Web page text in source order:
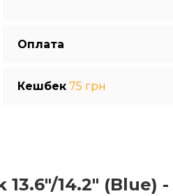
Оплата
Кешбек 75 грн
14.2" (Blue)